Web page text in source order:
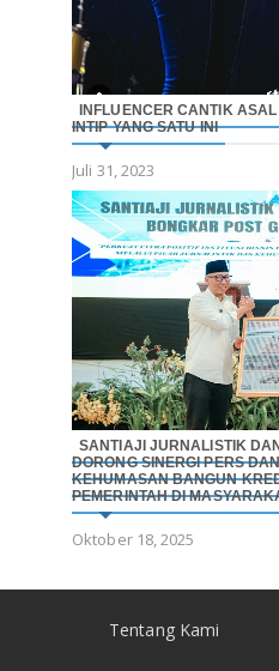
INFLUENCER CANTIK
INTIP YANG SATU INI
Juli 31, 2023
SANTIAJI JURNALISTIK
DORONG SINERGI PERS
KEHUMASAN BANGUN
PEMERINTAH DI
Oktober 18, 2025
Tentang Kami